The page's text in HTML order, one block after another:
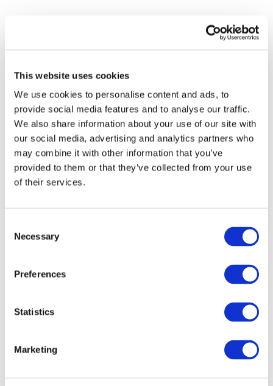
This website uses cookies
We use cookies to personalise content and ads, to
provide social media features and to analyse our traffic.
We also share information about your use of our site with
our social media, advertising and analytics partners who
may combine it with other information that you’ve
provided to them or that they’ve collected from your use
of their services.
Selection
Necessary
Preferences
Statistics
Marketing